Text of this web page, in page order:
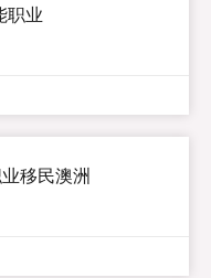
职业
移民澳洲